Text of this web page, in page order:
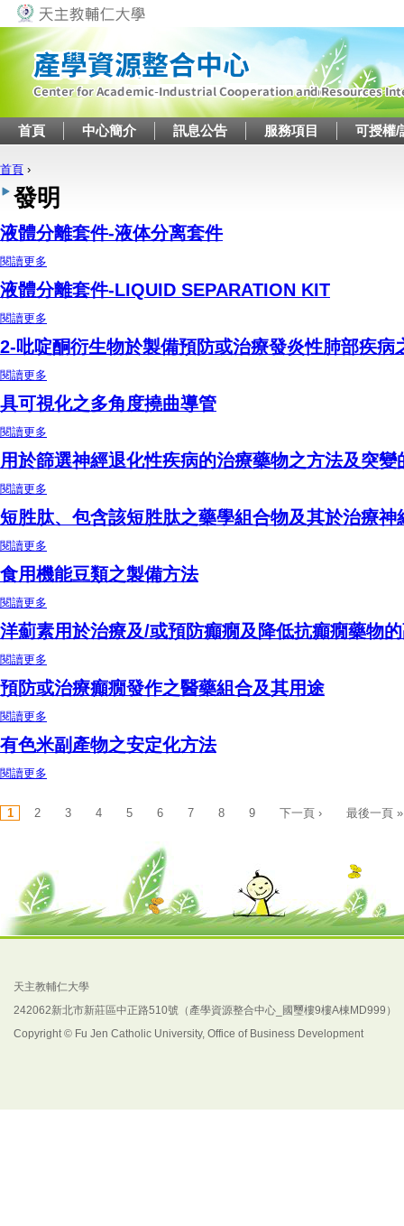
首頁 中心簡介 訊息公告 服務項目 可授權/
您在這裡
首頁 ›
發明
液體分離套件-液体分离套件
閱讀更多
液體分離套件-LIQUID SEPARATION KIT
閱讀更多
2-吡啶酮衍生物於製備預防或治療發炎性肺部疾病
閱讀更多
具可視化之多角度撓曲導管
閱讀更多
用於篩選神經退化性疾病的治療藥物之方法及突
閱讀更多
用於治療神經退化性疾病的用途
短胜肽、包含該短胜肽之藥學組合物及其於治療神
閱讀更多
途
食用機能豆類之製備方法
閱讀更多
洋薊素用於治療及/或預防癲癇及降低抗癲癇藥物
閱讀更多
預防或治療癲癇發作之醫藥組合及其用途
閱讀更多
有色米副產物之安定化方法
閱讀更多
頁面
1 2 3 4 5 6 7 8 9 下一頁 › 最後一頁 »
天主教輔仁大學
242062新北市新莊區中正路510號（產學資源整合中心_國璽樓9樓A棟MD999）
Copyright © Fu Jen Catholic University, Office of Business Development